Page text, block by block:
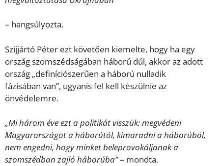
– hangsúlyozta.
Szijjártó Péter ezt követően kiemelte, hogy ha egy
ország szomszédságában háború dúl, akkor az adott
ország „definíciószerűen a háború nulladik
fázisában van”, ugyanis fel kell készülnie az
önvédelemre.
„Mi három éve ezt a politikát visszük: megvédeni
Magyarországot a háborútól, kimaradni a háborúból,
nem engedni, hogy minket beleprovokáljanak a
szomszédban zajló háborúba”– mondta.